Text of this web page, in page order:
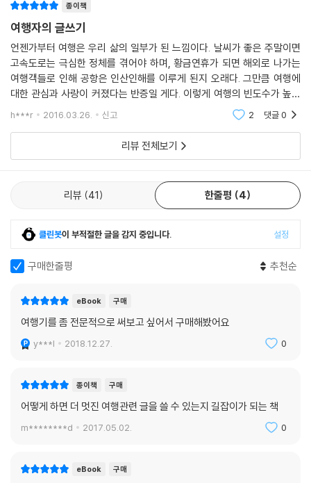
기본인 사진을 찍는 법, 글 외에 여행작가의 또 다른 활동 영역까지 구석구
석 설명한다. 그 외에도 그동안 받았던 독자들의 질문들을 한데 모아 Q&A
형식으로 담았다.
정숙영 작가의 《여행자의 글쓰기》는 누군가에게는 아무도 알려주지 않고
그 어디에서도 들을 수 없었던 여행작가 되는 법에 대한 충실한 교과서이
자, 다른 누군가에게는 또 한 번의 여행을 떠나도록 부추기는 훌륭한 여행
안내서가 될 것이다.
여행작가로 살기 위한 마음가짐
01 여행의 고단함과 일의 책임감 사이에서도 여전히 설렌다.
03 초보 여행자의 ‘눈높이’를 잊지 않기, 여행작가의 초심이다.
있다.
06 아는 만큼 보이고, 보인 만큼 들려줄 수 있다.
08 써놓은 글은 어디든 공개한다. 칭찬을 양분으로 삼고 비판으로 가지를
치다 보면 글은 좋아진다.
는 최고의 순간이다.
종이책
여행자의 글쓰기
언젠가부터 여행은 우리 삶의 일부가 된 느낌이다. 날씨가 좋은 주말이면
고속도로는 극심한 정체를 겪어야 하며, 황금연휴가 되면 해외로 나가는
여행객들로 인해 공항은 인산인해를 이루게 된지 오래다. 그만큼 여행에
대한 관심과 사랑이 커졌다는 반증일 게다. 이렇게 여행의 빈도수가 높아
지면서 아울러 함께 높아진 것은 자신의 여행에 대해 글로 남기고자 하는
h***r 2016.03.26. 신고 2 댓글0
리뷰 전체보기
리뷰 41 한줄평 4
클린봇이 부적절한 글을 감지 중입니다. 설정
구매한줄평 추천순
eBook 구매
여행기를 좀 전문적으로 써보고 싶어서 구매해봤어요
y***l 2018.12.27. 0
종이책 구매
어떻게 하면 더 멋진 여행관련 글을 쓸 수 있는지 길잡이가 되는 책
m********d 2017.05.02. 0
eBook 구매